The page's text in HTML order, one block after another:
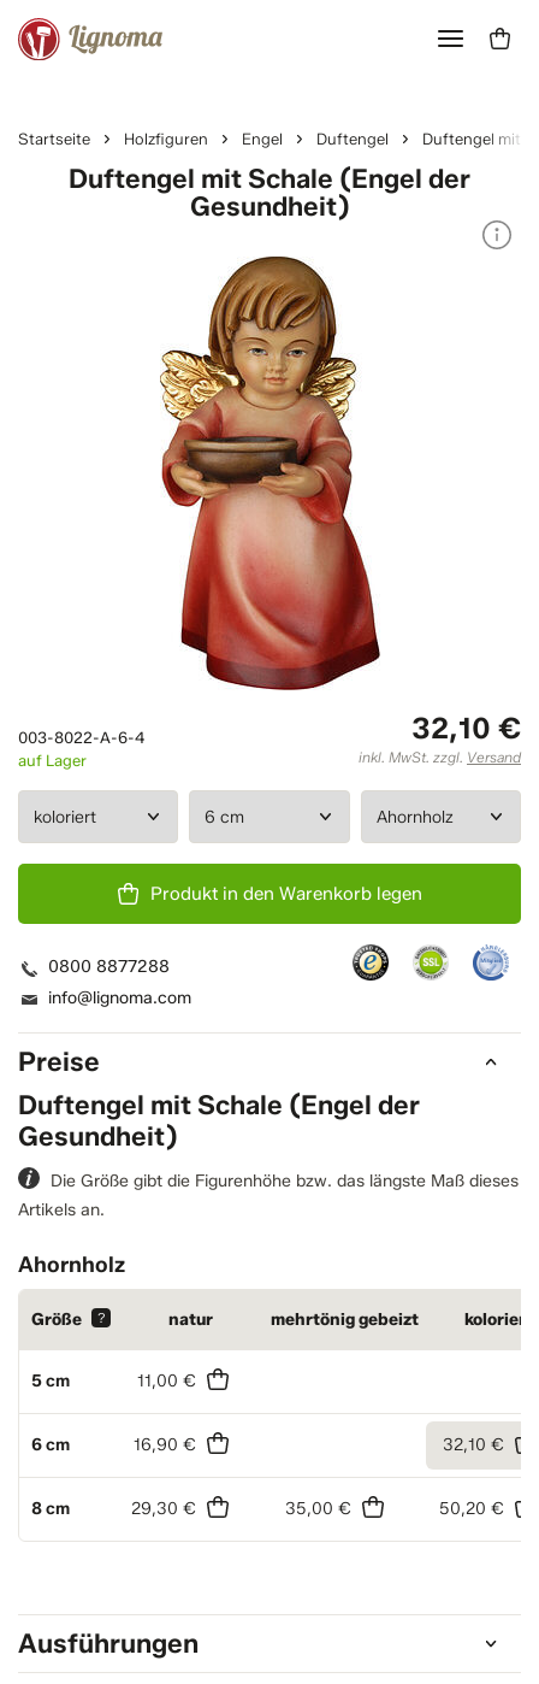
Startseite Holzfiguren Engel Duftengel Duftengel mit
Preise
Duftengel mit Schale (Engel der
Gesundheit)
Die Größe gibt die Figurenhöhe bzw. das längste Maß dieses
Artikels an.
Ahornholz
Größe ? natur mehrtönig gebeizt koloriert
5 cm 11,00 €
6 cm 16,90 € 32,10 €
8 cm 29,30 € 35,00 € 50,20 €
Ausführungen
Duftengel mit Schale (Engel der
Gesundheit)
32,10 €
inkl. MwSt. zzgl. Versand
003-8022-A-6-4
auf Lager
Produkt in den Warenkorb legen
0800 8877288
info@lignoma.com